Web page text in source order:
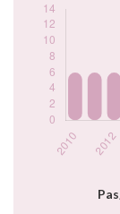
Popularité du
prénom Suleyman
par année
2020
2021